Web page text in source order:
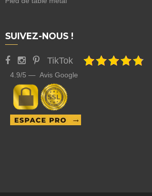
SUIVEZ-NOUS !
TikTok
4.9/5 — Avis Google